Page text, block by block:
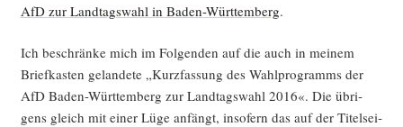
AfD zur Land­tags­wahl in Baden-Würt­tem­berg.
Ich beschrän­ke mich im Fol­gen­den auf die auch in mei­nem
Brief­kas­ten gelan­de­te „Kurz­fas­sung des Wahl­pro­gramms der
AfD Baden-Würt­tem­berg zur Land­tags­wahl 2016«. Die übri­
gens gleich mit einer Lüge anfängt, inso­fern das auf der Titel­sei­